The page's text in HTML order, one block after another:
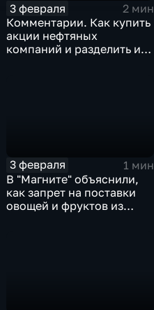
3 февраля
2 мин
Комментарии. Как купить
акции нефтяных
компаний и разделить их
3 февраля
1 мин
В "Магните" объяснили,
как запрет на поставки
овощей и фруктов из